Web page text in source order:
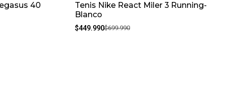
40
-36%
Tenis Nike React Miler 3 Running-
Blanco
$449.990$699.990